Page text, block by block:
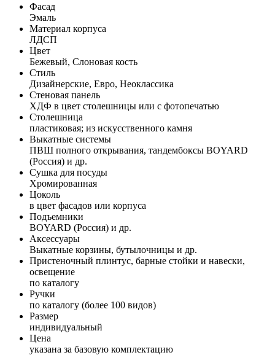
Фасад
Эмаль
Материал корпуса
ЛДСП
Цвет
Бежевый, Слоновая кость
Стиль
Дизайнерские, Евро, Неоклассика
Стеновая панель
ХДФ в цвет столешницы или с фотопечатью
Столешница
пластиковая; из искусственного камня
Выкатные системы
ПВШ полного открывания, тандембоксы BOYARD
(Россия) и др.
Сушка для посуды
Хромированная
Цоколь
в цвет фасадов или корпуса
Подъемники
BOYARD (Россия) и др.
Аксессуары
Выкатные корзины, бутылочницы и др.
Пристеночный плинтус, барные стойки и навески,
освещение
по каталогу
Ручки
по каталогу (более 100 видов)
Размер
индивидуальный
Цена
указана за базовую комплектацию